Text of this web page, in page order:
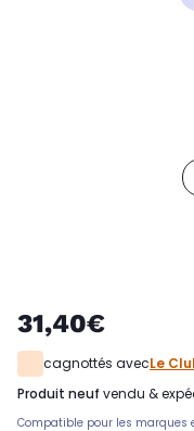
31,40€
cagnottés avecLe
produit neuf vendu &
Compatible pour les marques et